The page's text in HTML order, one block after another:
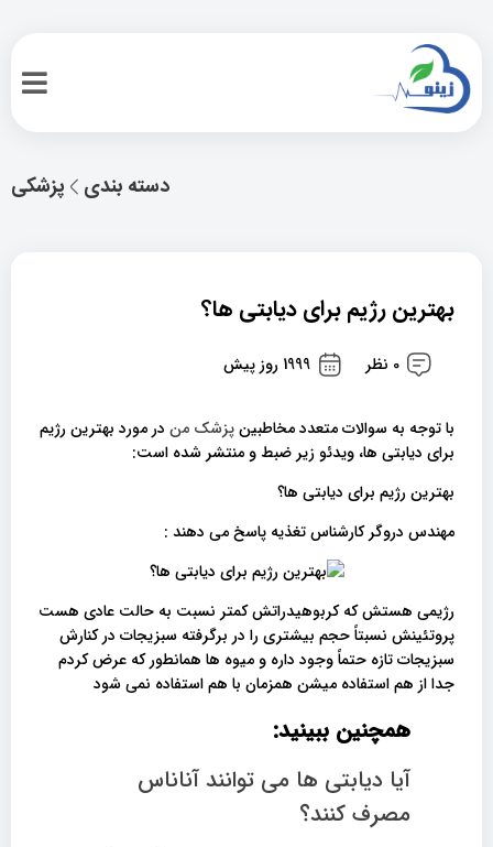
پزشکی دسته بندی
بهترین رژیم برای دیابتی ها؟
0 نظر 1999 روز پیش
با توجه به سوالات متعدد مخاطبینپزشک من در مورد بهترین رژیم
برای دیابتی ها، ویدئو زیر ضبط و منتشر شده است:
بهترین رژیم برای دیابتی ها؟
مهندس دروگر کارشناس تغذیه پاسخ می دهند :
رژیمی هستش که کربوهیدراتش کمتر نسبت به حالت عادی هست
پروتئینش نسبتاً حجم بیشتری را در برگرفته سبزیجات در کنارش
سبزیجات تازه حتماً وجود داره و میوه ها همانطور که عرض کردم
جدا از هم استفاده میشن همزمان با هم استفاده نمی شود
همچنین ببینید:
آیا دیابتی ها می توانند آناناس
مصرف کنند؟